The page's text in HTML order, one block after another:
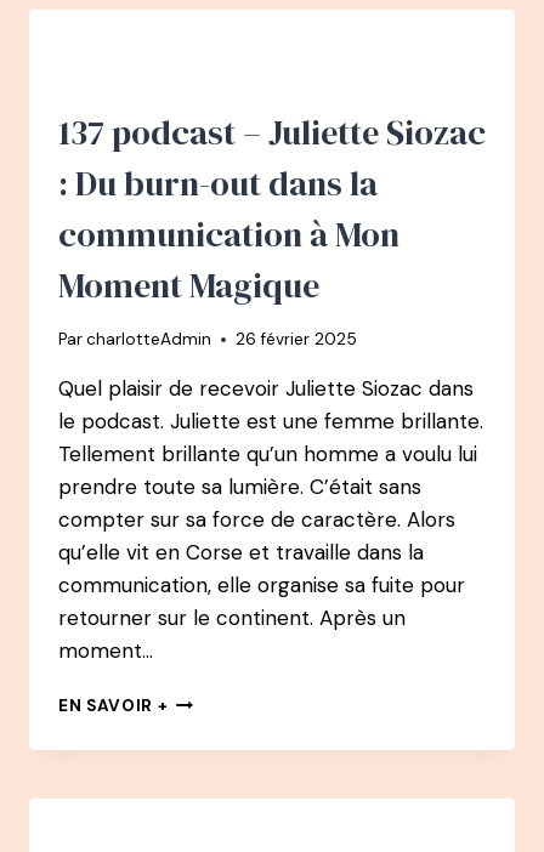
THOMAS
TÊTE
CUEILLEUSE
TALENTS
FONDATRICE
137 podcast – Juliette Siozac
: Du burn-out dans la
communication à Mon
Moment Magique
ParcharlotteAdmin 26 février 2025
Quel plaisir de recevoir Juliette Siozac dans
le podcast. Juliette est une femme brillante.
Tellement brillante qu’un homme a voulu lui
prendre toute sa lumière. C’était sans
compter sur sa force de caractère. Alors
qu’elle vit en Corse et travaille dans la
communication, elle organise sa fuite pour
retourner sur le continent. Après un
moment…
EN SAVOIR + 137
–
SIOZAC